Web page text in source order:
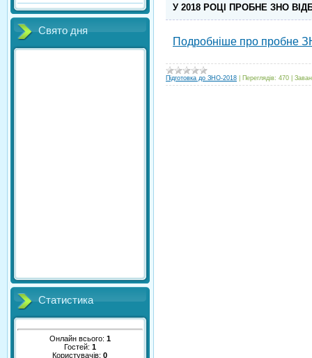
Свято дня
Статистика
Онлайн всього: 1
Гостей: 1
Користувачів:0
У 2018 РОЦІ ПРОБНЕ ЗНО
Подробніше про пробне
Підготовка до ЗНО-2018 Переглядів: 470